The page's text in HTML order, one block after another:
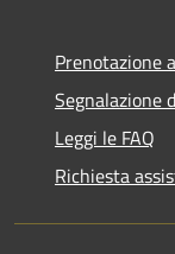
Prenotazione
Segnalazione
Leggi le FAQ
Richiesta